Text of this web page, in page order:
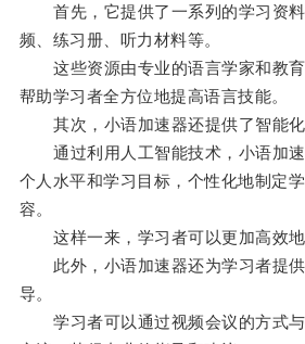
首先，它提供了一系列的学习资料
频、练习册、听力材料等。
这些资源由专业的语言学家和教育
帮助学习者全方位地提高语言技能。
其次，小语加速器还提供了智能化
通过利用人工智能技术，小语加速
个人水平和学习目标，个性化地制定
容。
这样一来，学习者可以更加高效地
此外，小语加速器还为学习者提供
导。
学习者可以通过视频会议的方式与